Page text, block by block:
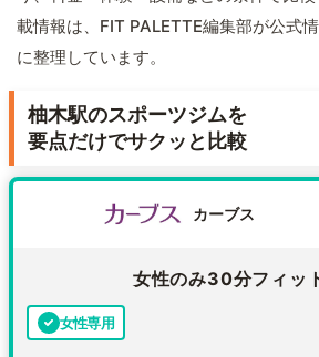
載情報は、FIT PALETTE編集部が公式
に整理しています。
柚木駅のスポーツジムを
要点だけでサクッと比較
カーブス
女性のみ30分フィッ
女性専用